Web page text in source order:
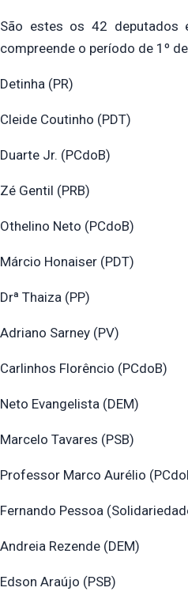
São estes os 42 deputados
compreende o período de 1º
Detinha (PR)
Cleide Coutinho (PDT)
Duarte Jr. (PCdoB)
Zé Gentil (PRB)
Othelino Neto (PCdoB)
Márcio Honaiser (PDT)
Drª Thaiza (PP)
Adriano Sarney (PV)
Carlinhos Florêncio (PCdoB)
Neto Evangelista (DEM)
Marcelo Tavares (PSB)
Professor Marco Aurélio
Fernando Pessoa
Andreia Rezende (DEM)
Edson Araújo (PSB)